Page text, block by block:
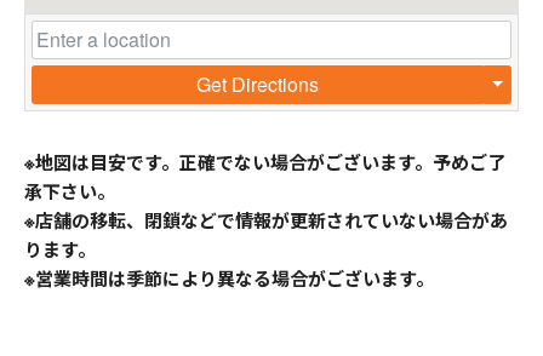
Get Directions
※地図は目安です。正確でない場合がございます。予めご了
承下さい。
※店舗の移転、閉鎖などで情報が更新されていない場合があ
ります。
※営業時間は季節により異なる場合がございます。